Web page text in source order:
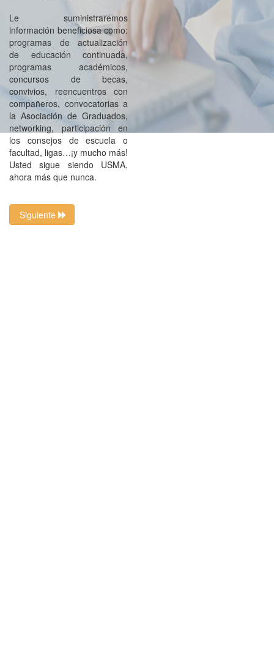
Le suministraremos
información beneficiosa como:
programas de actualización
de educación continuada,
programas académicos,
concursos de becas,
convivios, reencuentros con
compañeros, convocatorias a
la Asociación de Graduados,
networking, participación en
los consejos de escuela o
facultad, ligas…¡y mucho más!
Usted sigue siendo USMA,
ahora más que nunca.
Siguiente